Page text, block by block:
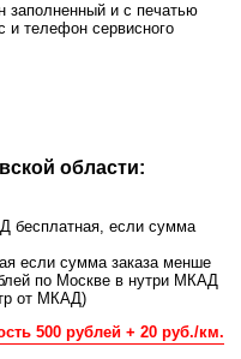
заполненный и с печатью
и телефон сервисного
области:
бесплатная, если сумма
если сумма заказа менше
по Москве в нутри МКАД
от МКАД)
500 рублей + 20 руб./км.